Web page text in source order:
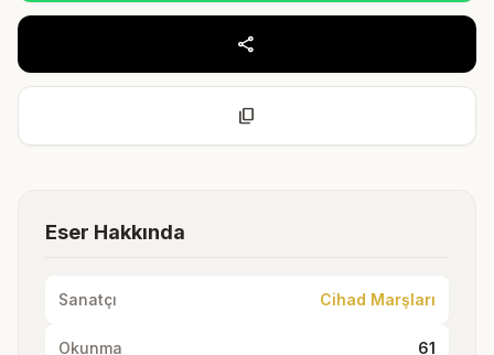
share
content_copy
Eser Hakkında
Sanatçı Cihad Marşları
Okunma 61